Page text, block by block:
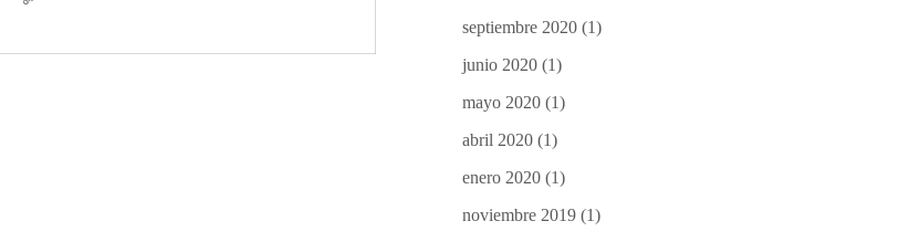
septiembre 2020 (1)
junio 2020 (1)
mayo 2020 (1)
abril 2020 (1)
enero 2020 (1)
noviembre 2019 (1)